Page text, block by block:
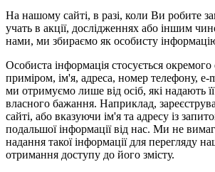
На нашому сайті, в разі, коли Ви робите
учать в акції, дослідженнях або іншим
нами, ми збираємо як особисту
Особиста інформація стосується
приміром, ім'я, адреса, номер телефону, e-
ми отримуємо лише від осіб, які надають
власного бажання. Наприклад,
сайті, або вказуючи ім'я та адресу із
подальшої інформації від нас. Ми не
надання такої інформації для перегляду
отримання доступу до його змісту.